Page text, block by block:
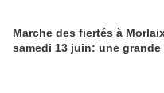
Marche des fiertés à
samedi 13 juin: une